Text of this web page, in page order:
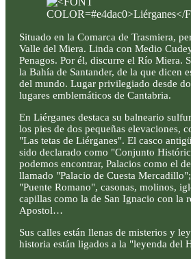
Situado en la Comarca de Trasmiera,
Valle del Miera. Linda con Medio
Penagos. Por él, discurre el Río Miera.
la Bahía de Santander, de la que dicen
del mundo. Lugar privilegiado desde
lugares emblemáticos de Cantabria.
En Liérganes destaca su balneario
los pies de dos pequeñas elevaciones,
"Las tetas de Liérganes". El casco
sido declarado como "Conjunto
podemos encontrar, Palacios como el
llamado "Palacio de Cuesta
"Puente Romano", casonas, molinos,
capillas como la de San Ignacio con la
Apostol…
Sus calles están llenas de misterios y
historia están ligados a la "leyenda del